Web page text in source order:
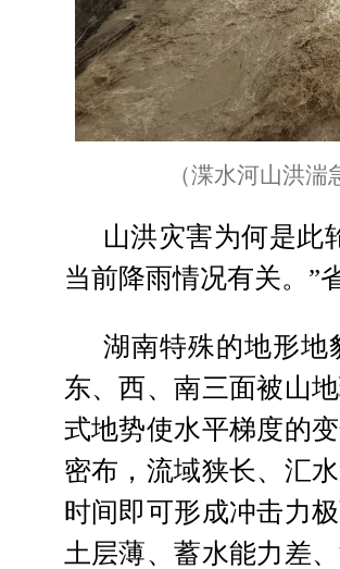
（渫水河山洪
山洪灾害为何是此
当前降雨情况有关。”
湖南特殊的地形地
东、西、南三面被山
式地势使水平梯度的
密布，流域狭长、汇
时间即可形成冲击力
土层薄、蓄水能力差